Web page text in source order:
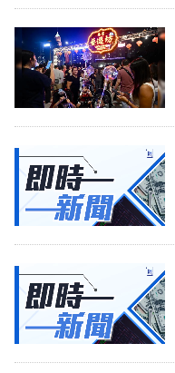
技
職
場
生
時
事
訂
閱